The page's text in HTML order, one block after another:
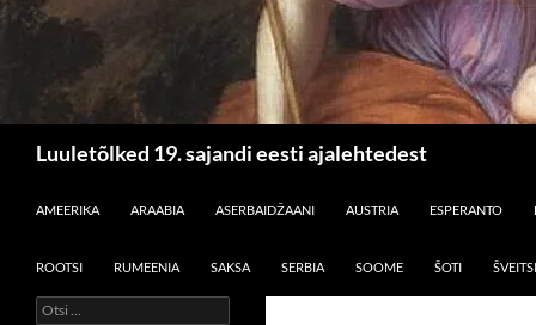
Luuletõlked 19. sajandi eesti ajalehtedest
AMEERIKA
ARAABIA ASERBAIDŽAANI AUSTRIA ESPERANTO
ROOTSI RUMEENIA SAKSA SERBIA SOOME ŠOTI ŠVEITSI
Otsi: